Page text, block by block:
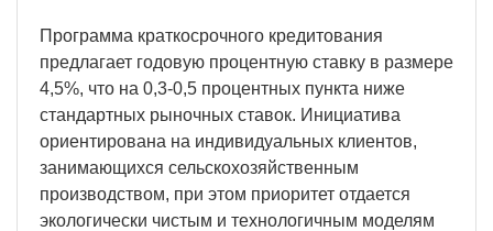
Программа краткосрочного кредитования
предлагает годовую процентную ставку в размере
4,5%, что на 0,3-0,5 процентных пункта ниже
стандартных рыночных ставок. Инициатива
ориентирована на индивидуальных клиентов,
занимающихся сельскохозяйственным
производством, при этом приоритет отдается
экологически чистым и технологичным моделям